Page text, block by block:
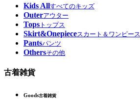
Kids Allすべてのキッズ
Outerアウター
Tops トップス
Skirt&Onepieceスカート＆ワンピース
Pantsパンツ
Othersその他
古着雑貨
Goods古着雑貨